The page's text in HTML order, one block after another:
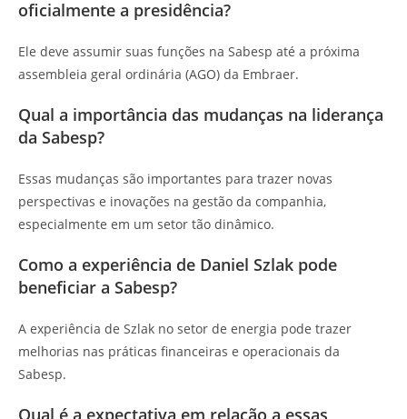
oficialmente a presidência?
Ele deve assumir suas funções na Sabesp até a próxima
assembleia geral ordinária (AGO) da Embraer.
Qual a importância das mudanças na liderança
da Sabesp?
Essas mudanças são importantes para trazer novas
perspectivas e inovações na gestão da companhia,
especialmente em um setor tão dinâmico.
Como a experiência de Daniel Szlak pode
beneficiar a Sabesp?
A experiência de Szlak no setor de energia pode trazer
melhorias nas práticas financeiras e operacionais da
Sabesp.
Qual é a expectativa em relação a essas